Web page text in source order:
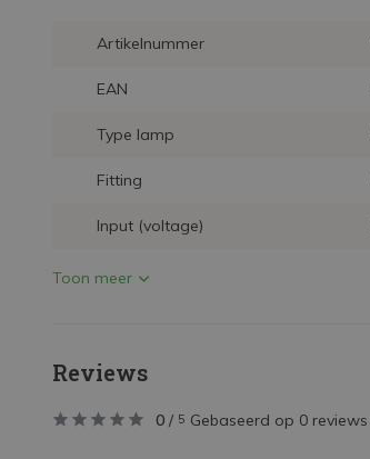
Artikelnummer
EAN
Type lamp
Fitting
Input (voltage)
Toon meer
Reviews
0 / 5 Gebaseerd op 0 reviews